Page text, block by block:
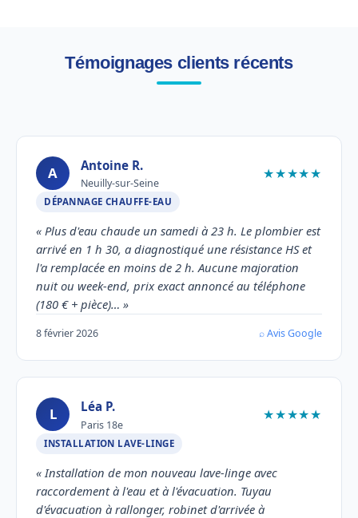
Témoignages clients récents
A Antoine R.
Neuilly-sur-Seine
★★★★★
DÉPANNAGE CHAUFFE-EAU
« Plus d'eau chaude un samedi à 23 h. Le plombier est
arrivé en 1 h 30, a diagnostiqué une résistance HS et
l'a remplacée en moins de 2 h. Aucune majoration
nuit ou week-end, prix exact annoncé au téléphone
(180 € + pièce)… »
8 février 2026 ⌕ Avis Google
L Léa P.
Paris 18e
★★★★★
INSTALLATION LAVE-LINGE
« Installation de mon nouveau lave-linge avec
raccordement à l'eau et à l'évacuation. Tuyau
d'évacuation à rallonger, robinet d'arrivée à